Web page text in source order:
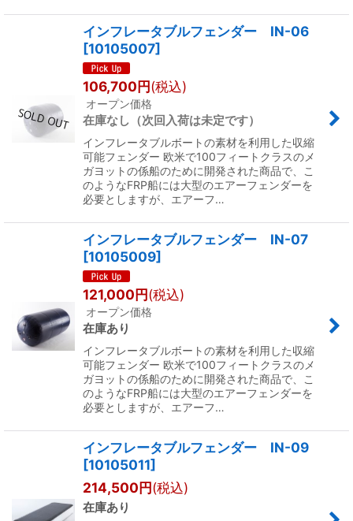
インフレータブルフェンダー IN-06
[10105007]
106,700円(税込)
オープン価格
在庫なし（次回入荷は未定です）
インフレータブルボートの素材を利用した収縮
可能フェンダー 欧米で100フィートクラスのメ
ガヨットの係船のために開発された商品で、こ
のようなFRP船には大型のエアーフェンダーを
必要としますが、エアーフ…
インフレータブルフェンダー IN-07
[10105009]
121,000円(税込)
オープン価格
在庫あり
インフレータブルボートの素材を利用した収縮
可能フェンダー 欧米で100フィートクラスのメ
ガヨットの係船のために開発された商品で、こ
のようなFRP船には大型のエアーフェンダーを
必要としますが、エアーフ…
インフレータブルフェンダー IN-09
[10105011]
214,500円(税込)
在庫あり